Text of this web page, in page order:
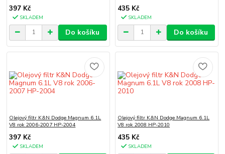
397 Kč
SKLADEM
Do košíku
435 Kč
SKLADEM
Do košíku
Olejový filtr K&N Dodge Magnum 6.1L
V8 rok 2006-2007 HP-2004
397 Kč
SKLADEM
Olejový filtr K&N Dodge Magnum 6.1L
V8 rok 2008 HP-2010
435 Kč
SKLADEM